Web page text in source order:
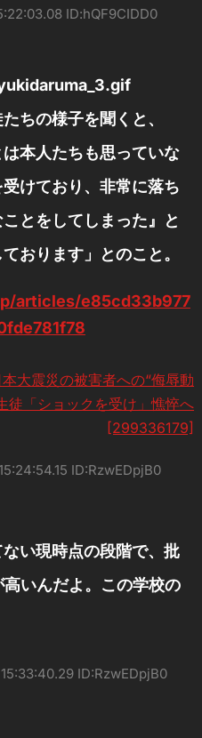
ID:hQF9CIDD0
ちの様子を聞くと、
は本人たちも思っていな
けており、非常に落ち
とをしてしまった』と
おります」とのこと。
articles/e85cd33b977
大震災の被害者への“侮辱動
徒「ショックを受け」憔悴へ
[299336179]
ID:RzwEDpjB0
い現時点の段階で、批
いんだよ。この学校の
ID:RzwEDpjB0